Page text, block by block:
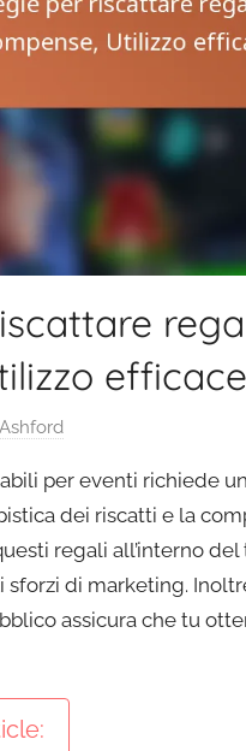
per eventi richiede
dei riscatti e la
regali all’interno
sforzi di marketing.
assicura che tu